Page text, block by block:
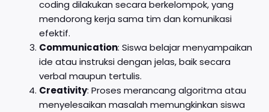
coding dilakukan secara berkelompok, yang
mendorong kerja sama tim dan komunikasi
efektif.
Communication: Siswa belajar menyampaikan
ide atau instruksi dengan jelas, baik secara
verbal maupun tertulis.
Creativity: Proses merancang algoritma atau
menyelesaikan masalah memungkinkan siswa